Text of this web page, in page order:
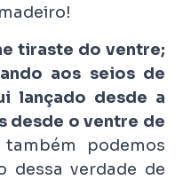
tiraste do ventre;
aos seios de
lançado desde a
desde o ventre de
podemos
dessa verdade de